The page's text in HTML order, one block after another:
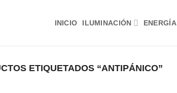
INICIO ILUMINACIÓN ENERGÍA
ETIQUETADOS “ANTIPÁNICO”